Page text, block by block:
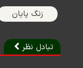
زنگ پایان
تبادل نظر